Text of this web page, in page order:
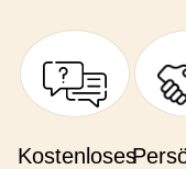
Kostenloses